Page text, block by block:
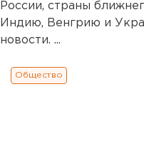
России, страны
Индию, Венгрию и
новости. ...
Общество